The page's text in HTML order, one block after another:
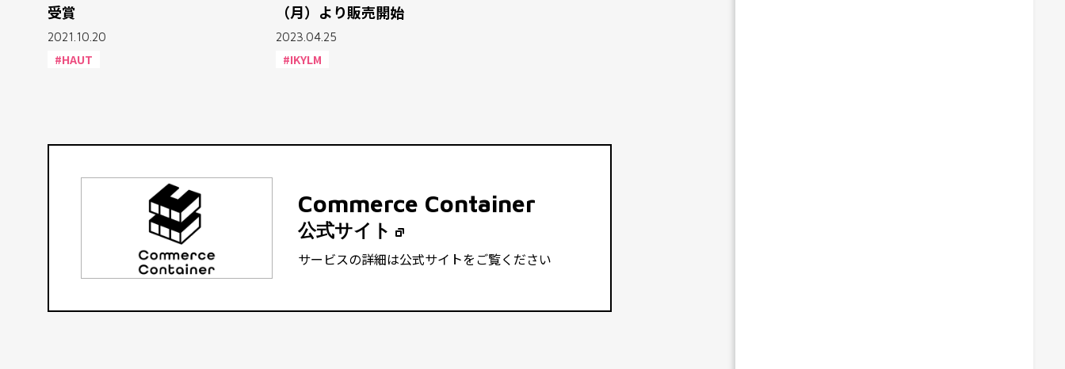
受賞
2021.10.20
#HAUT
（月）より販売開始
2023.04.25
#IKYLM
Commerce Container
公式サイト
サービスの詳細は公式サイトをご覧ください